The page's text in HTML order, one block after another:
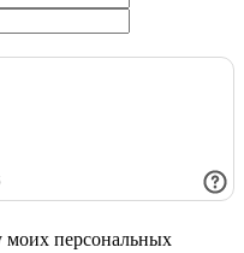
моих персональных